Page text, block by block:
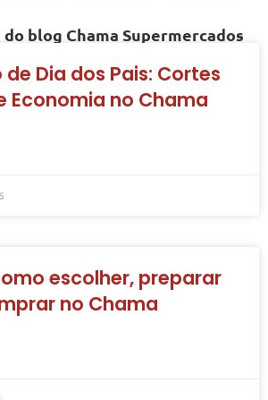
blog Chama Supermercados
Dia dos Pais: Cortes
Economia no Chama
escolher, preparar
no Chama